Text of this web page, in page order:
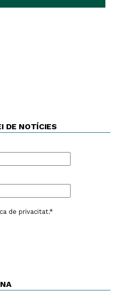
DE NOTÍCIES
de privacitat.*